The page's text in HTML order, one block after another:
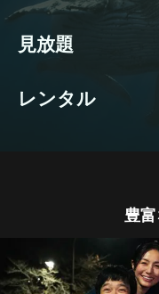
見放題
レンタル
豊